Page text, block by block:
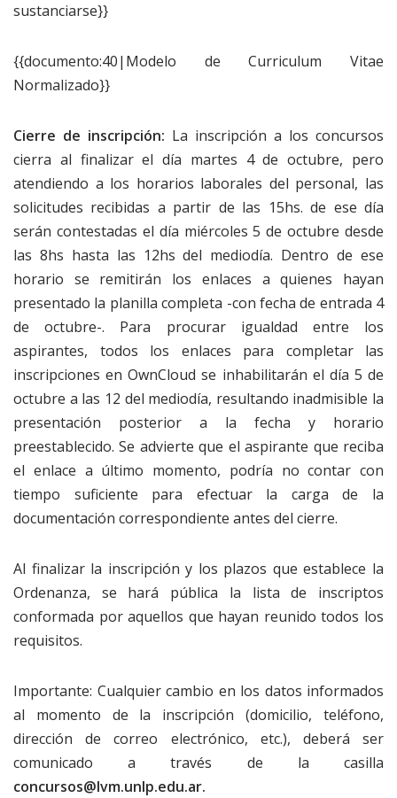
sustanciarse}}
{{documento:40|Modelo de Curriculum Vitae
Normalizado}}
Cierre de inscripción: La inscripción a los concursos
cierra al finalizar el día martes 4 de octubre, pero
atendiendo a los horarios laborales del personal, las
solicitudes recibidas a partir de las 15hs. de ese día
serán contestadas el día miércoles 5 de octubre desde
las 8hs hasta las 12hs del mediodía. Dentro de ese
horario se remitirán los enlaces a quienes hayan
presentado la planilla completa -con fecha de entrada 4
de octubre-. Para procurar igualdad entre los
aspirantes, todos los enlaces para completar las
inscripciones en OwnCloud se inhabilitarán el día 5 de
octubre a las 12 del mediodía, resultando inadmisible la
presentación posterior a la fecha y horario
preestablecido. Se advierte que el aspirante que reciba
el enlace a último momento, podría no contar con
tiempo suficiente para efectuar la carga de la
documentación correspondiente antes del cierre.
Al finalizar la inscripción y los plazos que establece la
Ordenanza, se hará pública la lista de inscriptos
conformada por aquellos que hayan reunido todos los
requisitos.
Importante: Cualquier cambio en los datos informados
al momento de la inscripción (domicilio, teléfono,
dirección de correo electrónico, etc.), deberá ser
comunicado a través de la casilla
concursos@lvm.unlp.edu.ar.